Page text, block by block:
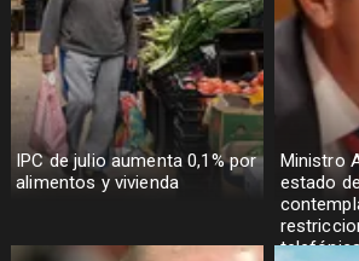
IPC de julio aumenta 0,1% por
alimentos y vivienda
Ministro
estado